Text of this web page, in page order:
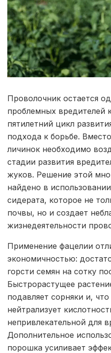
Проволочник остается
проблемных вредителей
пятилетний цикл
подхода к борьбе.
личинок необходимо
стадии развития
жуков. Решение этой
найдено в
сидерата, которое не
почвы, но и создает
жизнедеятельности
Применение фацелии
экономичностью:
горсти семян на сотку
Быстрорастущее
подавляет сорняки и,
нейтрализует
непривлекательной для
Дополнительное
порошка усиливает